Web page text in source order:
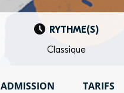
RYTHME(S)
Classique
ADMISSION TARIFS